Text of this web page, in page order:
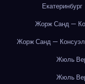
Екатеринбург
Жорж Санд —
Жорж Санд —
Жюль
Жюль